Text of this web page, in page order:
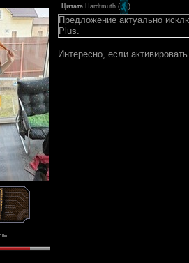
Цитата Hardtmuth ( )
Предложение актуально
Plus.
Интересно, если